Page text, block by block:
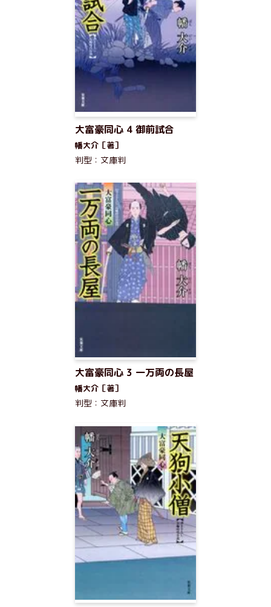
大富豪同心 4 御前試合
幡大介［著］
判型：文庫判
大富豪同心 3 一万両の長屋
幡大介［著］
判型：文庫判